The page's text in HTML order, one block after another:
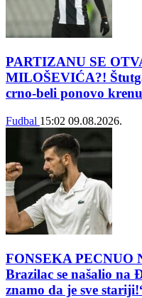
PARTIZANU SE
MILOŠEVIĆA?!
crno-beli ponovo
Fudbal 15:02 09.08.2026.
FONSEKA PECNUO
Brazilac se našalio na
znamo da je sve